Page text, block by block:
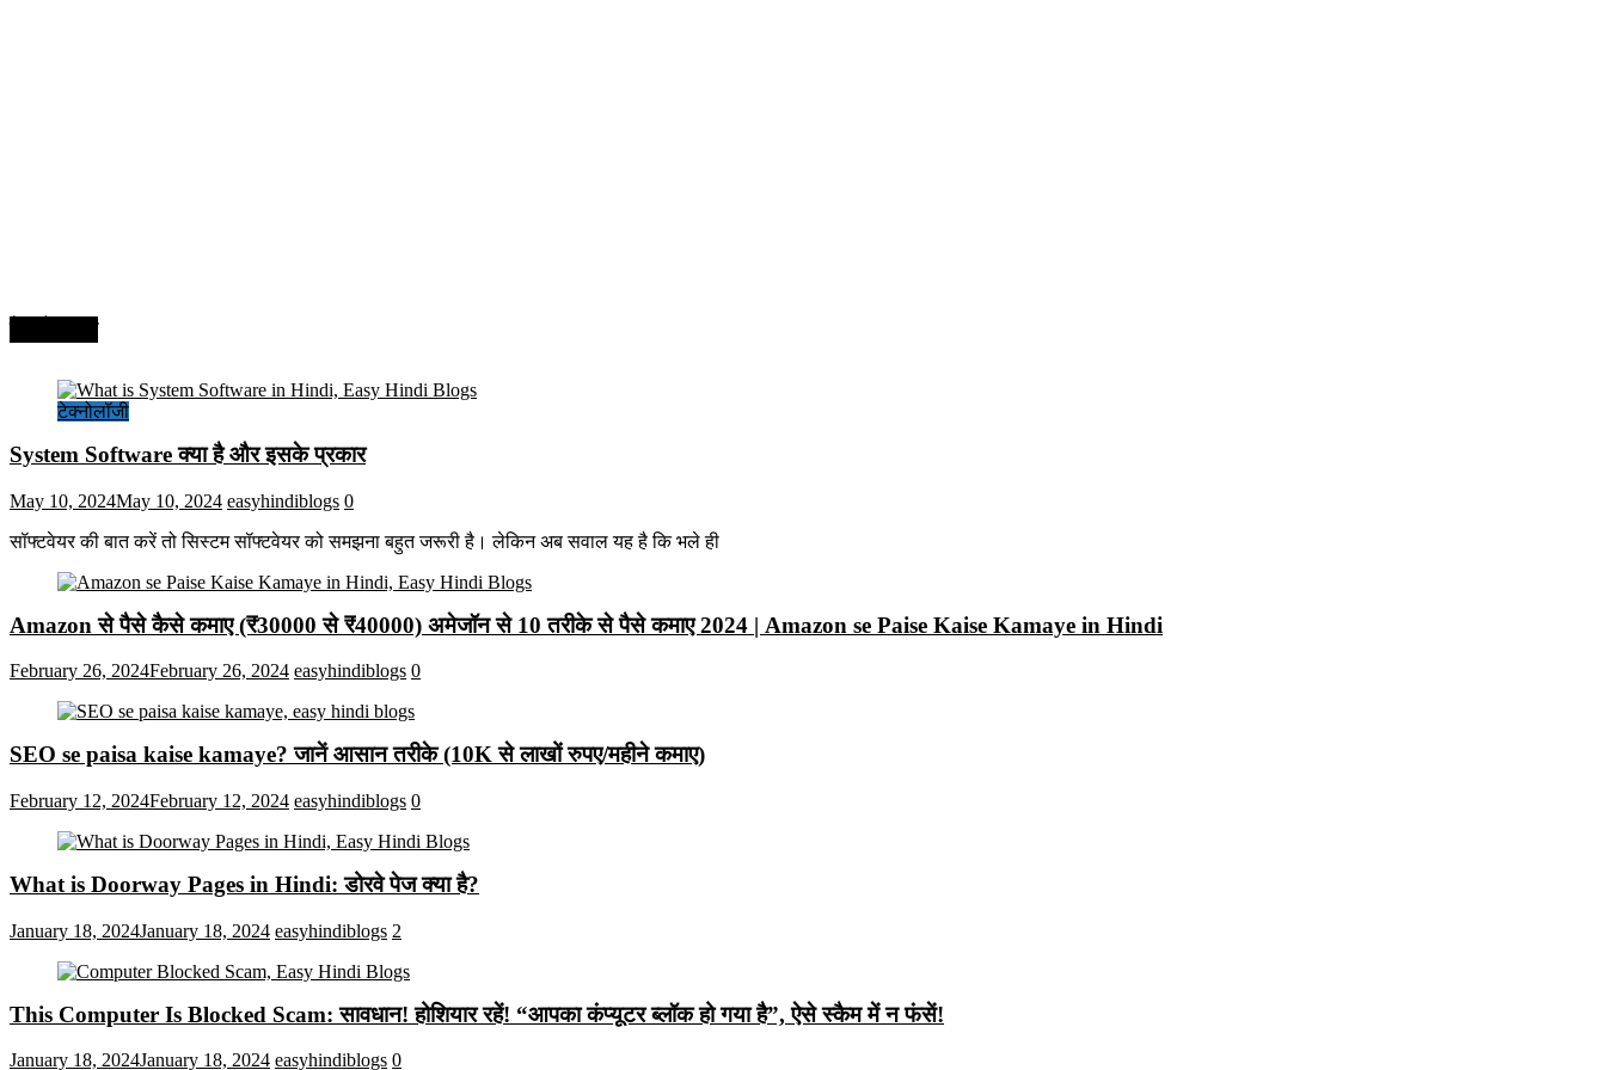
टेक्नोलॉजी
System Software क्या है और इसके प्रकार
May 10, 2024May 10, 2024 easyhindiblogs 0
सॉफ्टवेयर की बात करें तो सिस्टम सॉफ्टवेयर को समझना बहुत जरूरी है। लेकिन अब सवाल यह है कि भले ही
Amazon से पैसे कैसे कमाए (₹30000 से ₹40000) अमेजॉन से 10 तरीके से पैसे कमाए 2024 | Amazon se Paise Kaise Kamaye in Hindi
February 26, 2024February 26, 2024 easyhindiblogs 0
SEO se paisa kaise kamaye? जानें आसान तरीके (10K से लाखों रुपए/महीने कमाए)
February 12, 2024February 12, 2024 easyhindiblogs 0
What is Doorway Pages in Hindi: डोरवे पेज क्या है?
January 18, 2024January 18, 2024 easyhindiblogs 2
This Computer Is Blocked Scam: सावधान! होशियार रहें! “आपका कंप्यूटर ब्लॉक हो गया है”, ऐसे स्कैम में न फंसें!
January 18, 2024January 18, 2024 easyhindiblogs 0